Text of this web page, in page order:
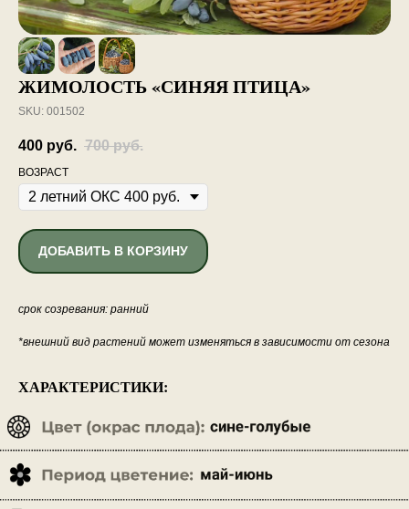
ЖИМОЛОСТЬ «СИНЯЯ ПТИЦА»
SKU: 001502
400 руб. 700 руб.
ВОЗРАСТ
ДОБАВИТЬ В КОРЗИНУ
срок созревания: ранний
*внешний вид растений может изменяться в зависимости от сезона
ХАРАКТЕРИСТИКИ: